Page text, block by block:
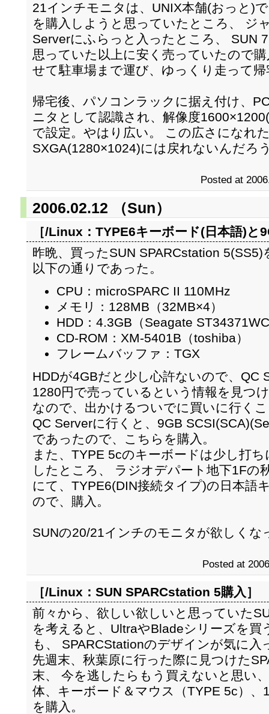
21インチモニタは、UNIX本舗(おっと)
を購入しようと思っていたところ、 ジ
Serverにふらっと入ったところ、 SUN
思っていた以上に安く売っていたので
せて駐車場まで運び、ゆっくり走って帰
帰宅後、パソコンラックに据え付け、
ニタとして認識され、解像度
で設定。やはり広い。 この広さになれ
SXGA(1280×1024)には戻れないんだろ
Posted at
2006.02.12 （Sun）
［/Linux： TYPE6キーボード(日本語)と
昨晩、買ったSUN SPARCstation
以下の通りであった。
CPU：microSPARC II 110MHz
メモリ：128MB（32MB×4）
HDD：4.3GB（Seagate
CD-ROM：XM-5401B（toshiba）
フレームバッファ：TGX
HDDが4GBだと少し心許ないので、QC
1280円で売っているという情報を見つ
なので、出かけるついでに買いに行く
QC Serverに行くと、9GB
であったので、こちらを購入。
また、TYPE 5cのキーボードは少し打
したところ、 ラジオデパート地下1Fの
にて、TYPE6(DIN接続タイプ)の日本語
ので、購入。
SUNの20/21インチのモニタが欲しくな
Posted at
［/Linux： SUN SPARCstation 5購入 ］
前々から、欲しい欲しいと思っていた
を考えると、UltraやBladeシリーズを
も、 SPARCStationのデザインが気に入
先週末、秋葉原に行った際に見つけた
末、 今を逃したらもう買えないと思い
体、キーボード＆マウス（TYPE 5c）
を購入。